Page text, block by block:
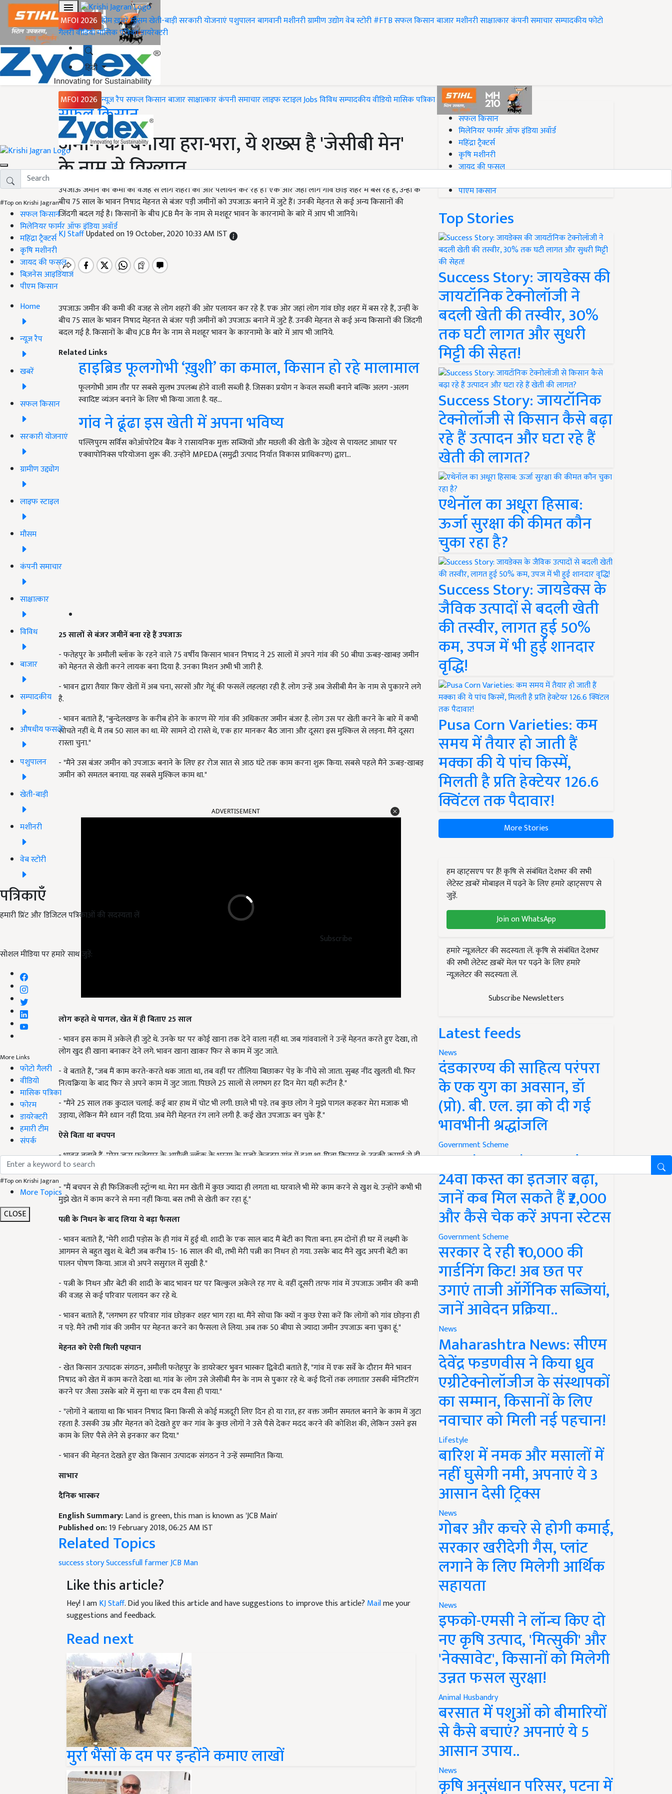
MFOI 2026 होमख़बरेंमौसमखेती-बाड़ीसरकारी योजनाएंपशुपालनबागवानीमशीनरीग्रामीण उद्योगवेब स्टोरी#FTBसफल किसानबाजारमशीनरीसाक्षात्कारकंपनी समाचारसम्पादकीयफोटो
गैलरीवीडियोमासिक पत्रिकाडायरेक्टरी
हिंदी
MFOI 2026 न्यूज़ रैपसफल किसानबाजारसाक्षात्कारकंपनी समाचारलाइफ स्टाइलJobsविविधसम्पादकीयवीडियोमासिक पत्रिका
#Top on Krishi Jagran
सफल किसान
मिलेनियर फार्मर ऑफ इंडिया अवॉर्ड
महिंद्रा ट्रैक्टर्स
कृषि मशीनरी
जायद की फसल
बिज़नेस आइडियाज
पीएम किसान
Home
न्यूज़ रैप
खबरें
सफल किसान
सरकारी योजनाएं
ग्रामीण उद्द्योग
लाइफ स्टाइल
मौसम
कंपनी समाचार
साक्षात्कार
विविध
बाजार
सम्पादकीय
औषधीय फसलें
पशुपालन
खेती-बाड़ी
मशीनरी
वेब स्टोरी
पत्रिकाएँ
हमारी प्रिंट और डिजिटल पत्रिकाओं की सदस्यता लें
Subscribe
सोशल मीडिया पर हमारे साथ जुड़ें:
More Links
फोटो गैलरी
वीडियो
मासिक पत्रिका
फोरम
डायरेक्टरी
हमारी टीम
संपर्क
#Top on Krishi Jagran
More Topics
CLOSE
Home
सफल किसान
जमीन को बनाया हरा-भरा, ये शख्स है 'जेसीबी मेन'
के नाम से विख्यात
उपजाऊ जमीन की कमी की वजह से लोग शहरों की ओर पलायन कर रहे हैं। एक ओर जहां लोग गांव छोड़ शहर में बस रहे हैं, उन्हीं के
बीच 75 साल के भावन निषाद मेहनत से बंजर पड़ी जमीनों को उपजाऊ बनाने में जुटे हैं। उनकी मेहनत से कई अन्य किसानों की
जिंदगी बदल गई है। किसानों के बीच JCB मैन के नाम से मशहूर भावन के कारनामो के बारे में आप भी जानिये।
KJ StaffUpdated on 19 October, 2020 10:33 AM IST
उपजाऊ जमीन की कमी की वजह से लोग शहरों की ओर पलायन कर रहे हैं. एक ओर जहां लोग गांव छोड़ शहर में बस रहे हैं, उन्हीं के
बीच 75 साल के भावन निषाद मेहनत से बंजर पड़ी जमीनों को उपजाऊ बनाने में जुटे हैं. उनकी मेहनत से कई अन्य किसानों की जिंदगी
बदल गई है. किसानों के बीच JCB मैन के नाम से मशहूर भावन के कारनामो के बारे में आप भी जानिये.
Related Links
हाइब्रिड फूलगोभी ‘ख़ुशी’ का कमाल, किसान हो रहे मालामाल
फूलगोभी आम तौर पर सबसे सुलभ उपलब्ध होने वाली सब्जी है. जिसका प्रयोग न केवल सब्जी बनाने बल्कि अलग -अलग
स्वादिष्ट व्यंजन बनाने के लिए भी किया जाता है. यह…
गांव ने ढूंढा इस खेती में अपना भविष्य
पल्लिपुरम सर्विस कोऑपरेटिव बैंक ने रासायनिक मुक्त सब्जियों और मछली की खेती के उद्देश्य से पायलट आधार पर
एक्वापोनिक्स परियोजना शुरू की. उन्होंने MPEDA (समुद्री उत्पाद निर्यात विकास प्राधिकरण) द्वारा…
25 सालों से बंजर जमीनें बना रहे हैं उपजाऊ
- फतेहपुर के अमौली ब्लॉक के रहने वाले 75 वर्षीय किसान भावन निषाद ने 25 सालों में अपने गांव की 50 बीघा ऊबड़-खाबड़ जमीन
को मेहनत से खेती करने लायक बना दिया है. उनका मिशन अभी भी जारी है.
- भावन द्वारा तैयार किए खेतों में अब चना, सरसों और गेहूं की फसलें लहलहा रही हैं. लोग उन्हें अब जेसीबी मैन के नाम से पुकारने लगे
है.
- भावन बताते हैं, "बुन्देलखण्ड के करीब होने के कारण मेरे गांव की अधिकतर जमीन बंजर है. लोग उस पर खेती करने के बारे में कभी
सोचते नहीं थे. मैं तब 50 साल का था. मेरे सामने दो रास्ते थे, एक हार मानकर बैठ जाना और दूसरा इस मुश्किल से लड़ना. मैंने दूसरा
रास्ता चुना."
- "मैंने उस बंजर जमीन को उपजाऊ बनाने के लिए हर रोज सात से आठ घंटे तक काम करना शुरू किया. सबसे पहले मैंने ऊबड़-खाबड़
जमीन को समतल बनाया. यह सबसे मुश्किल काम था."
ADVERTISEMENT
लोग कहते थे पागल, खेत में ही बिताए 25 साल
- भावन इस काम में अकेले ही जुटे थे. उनके घर पर कोई खाना तक देने वाला नहीं था. जब गांववालों ने उन्हें मेहनत करते हुए देखा, तो
लोग खुद ही खाना बनाकर देने लगे. भावन खाना खाकर फिर से काम में जुट जाते.
- वे बताते हैं, "जब मैं काम करते-करते थक जाता था, तब वहीं पर तौलिया बिछाकर पेड़ के नीचे सो जाता. सुबह नींद खुलती थी. फिर
नित्यक्रिया के बाद फिर से अपने काम में जुट जाता. पिछले 25 सालों से लगभग हर दिन मेरा यही रूटीन है."
- "मैंने 25 साल तक कुदाल चलाई. कई बार हाथ में चोट भी लगी. छाले भी पड़े. तब कुछ लोग ने मुझे पागल कहकर मेरा मजाक भी
उड़ाया, लेकिन मैंने ध्यान नहीं दिया. अब मेरी मेहनत रंग लाने लगी है. कई खेत उपजाऊ बन चुके हैं."
ऐसे बिता था बचपन
- भावन बताते हैं, "मेरा जन्म फतेहपुर के अमौली ब्लॉक के भरसा के मजरे केवटरा गांव में हुआ था. पिता किसान थे. उनकी कमाई से ही
से ही घर चलता था. मैं तीन भाइयों में सेकंड नंबर पर था. आर्थिक तंगी की वजह से 5वीं के बाद ही पढ़ाई छोड़नी पड़ी."
- "मैं बचपन से ही फिजिकली स्ट्रॉन्ग था. मेरा मन खेती में कुछ ज्यादा ही लगता था. घरवाले भी मेरे काम करने से खुश थे. उन्होंने कभी भी
मुझे खेत में काम करने से मना नहीं किया. बस तभी से खेती कर रहा हूं."
पत्नी के निधन के बाद लिया ये बड़ा फैसला
- भावन बताते हैं, "मेरी शादी पड़ोस के ही गांव में हुई थी. शादी के एक साल बाद मैं बेटी का पिता बना. हम दोनों ही घर में लक्ष्मी के
आगमन से बहुत खुश थे. बेटी जब करीब 15- 16 साल की थी, तभी मेरी पत्नी का निधन हो गया. उसके बाद मैंने खुद अपनी बेटी का
पालन पोषण किया. आज वो अपने ससुराल में सुखी है."
- पत्नी के निधन और बेटी की शादी के बाद भावन घर पर बिल्कुल अकेले रह गए थे. वहीं दूसरी तरफ गांव में उपजाऊ जमीन की कमी
की वजह से कई परिवार पलायन कर रहे थे.
- भावन बताते हैं, "लगभग हर परिवार गांव छोड़कर शहर भाग रहा था. मैंने सोचा कि क्यों न कुछ ऐसा करें कि लोगों को गांव छोड़ना ही
न पड़े. मैंने तभी गांव की जमीन पर मेहनत करने का फैसला ले लिया. अब तक 50 बीघा से ज्यादा जमीन उपजाऊ बना चुका हूं."
मेहनत को ऐसी मिली पहचान
- खेत किसान उत्पादक संगठन, अमौली फतेहपुर के डायरेक्टर भुवन भास्कर द्विवेदी बताते हैं, "गांव में एक सर्वे के दौरान मैंने भावन
निषाद को खेत में काम करते देखा था. गांव के लोग उसे जेसीबी मैन के नाम से पुकार रहे थे. कई दिनों तक लगातार उसकी मॉनिटरिंग
करने पर जैसा उसके बारे में सुना था एक दम वैसा ही पाया."
- "लोगों ने बताया था कि भावन निषाद बिना किसी से कोई मजदूरी लिए दिन हो या रात, हर वक्त जमीन समतल बनाने के काम में जुटा
रहता है. उसकी उम्र और मेहनत को देखते हुए कर गांव के कुछ लोगों ने उसे पैसे देकर मदद करने की कोशिश की, लेकिन उसने इस
काम के लिए पैसे लेने से इनकार कर दिया."
- भावन की मेहनत देखते हुए खेत किसान उत्पादक संगठन ने उन्हें सम्मानित किया.
साभार
दैनिक भास्कर
English Summary:Land is green, this man is known as 'JCB Main'
Published on:19 February 2018, 06:25 AM IST
Related Topics
success storySuccessfull farmerJCB Man
Like this article?
Hey! I amKJ Staff. Did you liked this article and have suggestions to improve this article? Mailme your
suggestions and feedback.
Read next
मुर्रा भैंसों के दम पर इन्होंने कमाए लाखों
#Top on Krishi Jagran
सफल किसान
मिलेनियर फार्मर ऑफ इंडिया अवॉर्ड
महिंद्रा ट्रैक्टर्स
कृषि मशीनरी
जायद की फसल
पीएम किसान
Top Stories
Success Story: जायडेक्स की
जायटॉनिक टेक्नोलॉजी ने
बदली खेती की तस्वीर, 30%
तक घटी लागत और सुधरी
मिट्टी की सेहत!
Success Story: जायटॉनिक
टेक्नोलॉजी से किसान कैसे बढ़ा
रहे हैं उत्पादन और घटा रहे हैं
खेती की लागत?
एथेनॉल का अधूरा हिसाब:
ऊर्जा सुरक्षा की कीमत कौन
चुका रहा है?
Success Story: जायडेक्स के
जैविक उत्पादों से बदली खेती
की तस्वीर, लागत हुई 50%
कम, उपज में भी हुई शानदार
वृद्धि!
Pusa Corn Varieties: कम
समय में तैयार हो जाती हैं
मक्का की ये पांच किस्में,
मिलती है प्रति हेक्टेयर 126.6
क्विंटल तक पैदावार!
More Stories
हम व्हाट्सएप पर हैं! कृषि से संबंधित देशभर की सभी
लेटेस्ट ख़बरें मोबाइल में पढ़ने के लिए हमारे व्हाट्सएप से
जुड़ें.
Join on WhatsApp
हमारे न्यूज़लेटर की सदस्यता लें. कृषि से संबंधित देशभर
की सभी लेटेस्ट ख़बरें मेल पर पढ़ने के लिए हमारे
न्यूज़लेटर की सदस्यता लें.
Subscribe Newsletters
Latest feeds
News
दंडकारण्य की साहित्य परंपरा
के एक युग का अवसान, डॉ
(प्रो). बी. एल. झा को दी गई
भावभीनी श्रद्धांजलि
Government Scheme
PM Kisan Yojana Update:
24वीं किस्त का इंतजार बढ़ा,
जानें कब मिल सकते हैं ₹2,000
और कैसे चेक करें अपना स्टेटस
Government Scheme
सरकार दे रही ₹10,000 की
गार्डनिंग किट! अब छत पर
उगाएं ताजी ऑर्गेनिक सब्जियां,
जानें आवेदन प्रक्रिया..
News
Maharashtra News: सीएम
देवेंद्र फडणवीस ने किया ध्रुव
एग्रीटेक्नोलॉजीज के संस्थापकों
का सम्मान, किसानों के लिए
नवाचार को मिली नई पहचान!
Lifestyle
बारिश में नमक और मसालों में
नहीं घुसेगी नमी, अपनाएं ये 3
आसान देसी ट्रिक्स
News
गोबर और कचरे से होगी कमाई,
सरकार खरीदेगी गैस, प्लांट
लगाने के लिए मिलेगी आर्थिक
सहायता
News
इफको-एमसी ने लॉन्च किए दो
नए कृषि उत्पाद, 'मित्सुकी' और
'नेक्सावेट', किसानों को मिलेगी
उन्नत फसल सुरक्षा!
Animal Husbandry
बरसात में पशुओं को बीमारियों
से कैसे बचाएं? अपनाएं ये 5
आसान उपाय..
News
कृषि अनुसंधान परिसर, पटना में